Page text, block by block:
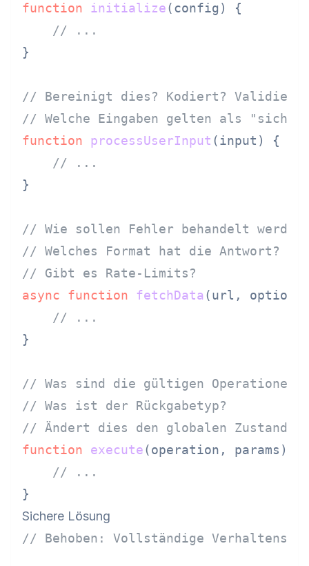
function
initialize(config) {
// ...
}
// Bereinigt dies? Kodiert?
// Welche Eingaben gelten als
function
processUserInput (input ) {
// ...
}
// Wie sollen Fehler behandelt
// Welches Format hat die Antwort?
// Gibt es Rate-Limits?
async
function fetchData(url, options
// ...
}
// Was sind die gültigen Operationen?
// Was ist der Rückgabetyp?
// Ändert dies den globalen Zustand?
function
execute(operation, params ) {
// ...
Sichere Lösung
// Behoben: Vollständige